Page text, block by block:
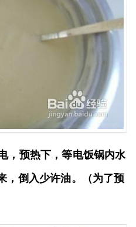
，预热下，等电饭锅内水
，倒入少许油。（为了预